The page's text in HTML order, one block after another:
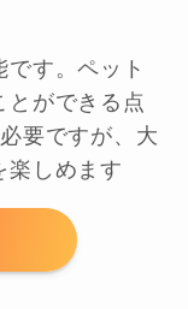
す。ペット
とができる点
要ですが、大
楽しめます​